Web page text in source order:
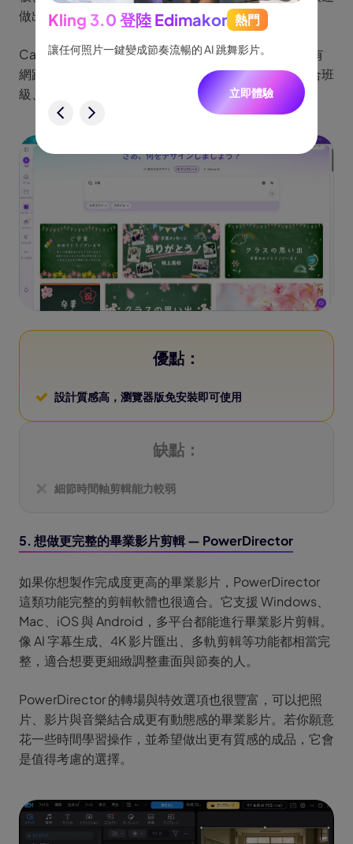
做出視覺一致的畢業影片。
Canva 可直接在瀏覽器使用，不需要安裝軟體，只要有
網路就能進行畢業影片編輯。它也支援多人協作，適合班
級、社團或小組一起整理照片、留言與畢業影片內容。
優點：
設計質感高，瀏覽器版免安裝即可使用
缺點：
細節時間軸剪輯能力較弱
5. 想做更完整的畢業影片剪輯 — PowerDirector
如果你想製作完成度更高的畢業影片，PowerDirector
這類功能完整的剪輯軟體也很適合。它支援 Windows、
Mac、iOS 與 Android，多平台都能進行畢業影片剪輯。
像 AI 字幕生成、4K 影片匯出、多軌剪輯等功能都相當完
整，適合想要更細緻調整畫面與節奏的人。
PowerDirector 的轉場與特效選項也很豐富，可以把照
片、影片與音樂結合成更有動態感的畢業影片。若你願意
花一些時間學習操作，並希望做出更有質感的成品，它會
是值得考慮的選擇。
隨，
Kling 3.0 登陸 Edimakor 熱門
讓任何照片一鍵變成節奏流暢的 AI 跳舞影片。
立即體驗
將創
一致